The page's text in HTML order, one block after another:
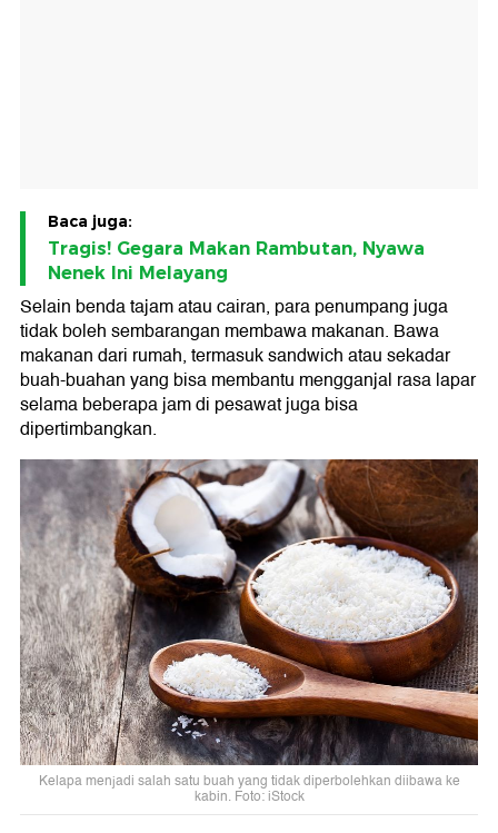
Baca juga:
Tragis! Gegara Makan Rambutan, Nyawa
Nenek Ini Melayang
Selain benda tajam atau cairan, para penumpang juga
tidak boleh sembarangan membawa makanan. Bawa
makanan dari rumah, termasuk sandwich atau sekadar
buah-buahan yang bisa membantu mengganjal rasa lapar
selama beberapa jam di pesawat juga bisa
dipertimbangkan.
Kelapa menjadi salah satu buah yang tidak diperbolehkan diibawa ke
kabin. Foto: iStock